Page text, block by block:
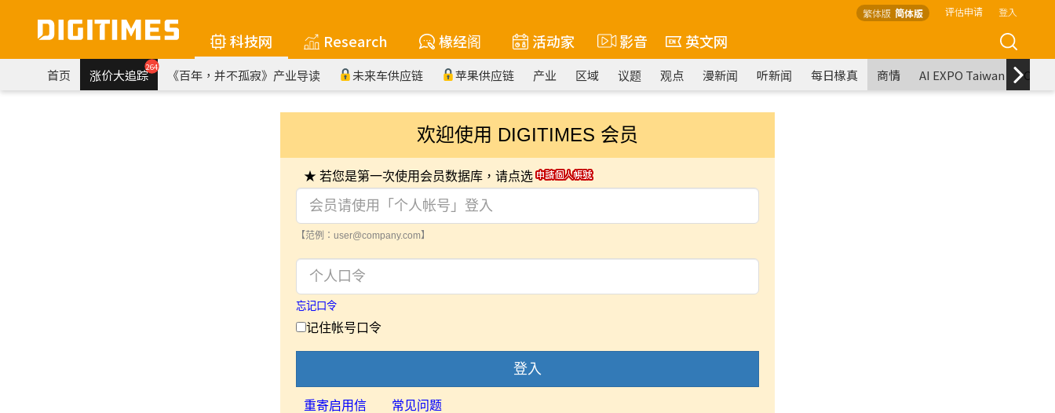
繁体版 简体版 评估申请 登入
科技网 Research 椽经阁 活动家 影音 英文网
首页 涨价大追踪264 《百年，并不孤寂》产业导读 未来车供应链 苹果供应链 产业 区域 议题 观点 漫新闻 听新闻 每日椽真 商情 AI EXPO Taiwan
欢迎使用 DIGITIMES 会员
★ 若您是第一次使用会员数据库，请点选
【范例：user@company.com】
忘记口令
记住帐号口令
登入
重寄启用信 常见问题